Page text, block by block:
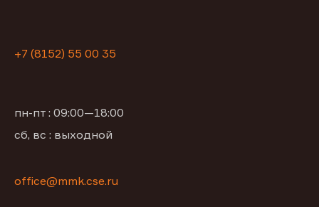
+7 (8152) 55 00 35
пн-пт : 09:00—18:00
сб, вс : выходной
office@mmk.cse.ru